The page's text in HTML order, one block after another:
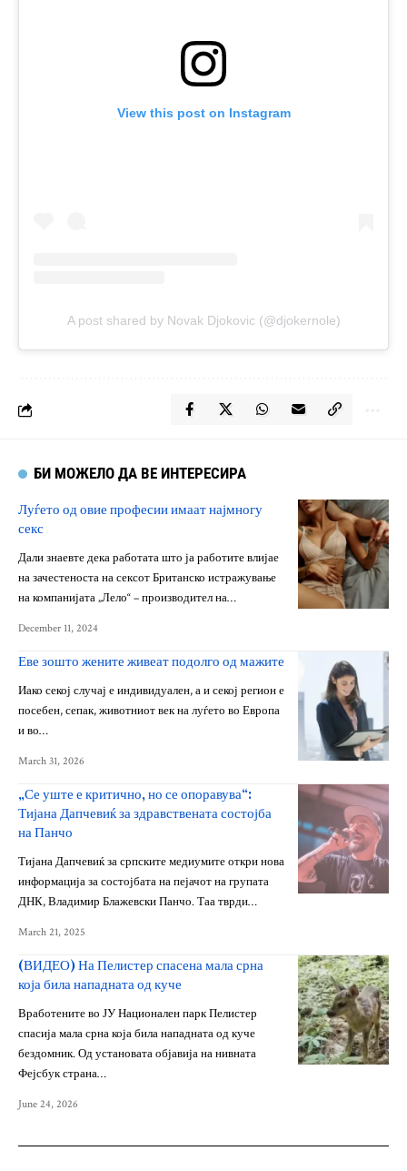
View this post on Instagram
A post shared by Novak Djokovic (@djokernole)
БИ МОЖЕЛО ДА ВЕ ИНТЕРЕСИРА
Луѓето од овие професии имаат најмногу
секс
Дали знаевте дека работата што ја работите влијае
на зачестеноста на сексот Британско истражување
на компанијата „Лело“ – производител на…
December 11, 2024
Еве зошто жените живеат подолго од мажите
Иако секој случај е индивидуален, а и секој регион е
посебен, сепак, животниот век на луѓето во Европа
и во…
March 31, 2026
„Се уште е критично, но се опоравува“:
Тијана Дапчевиќ за здравствената состојба
на Панчо
Тијана Дапчевиќ за српските медиумите откри нова
информација за состојбата на пејачот на групата
ДНК, Владимир Блажевски Панчо. Таа тврди…
March 21, 2025
(ВИДЕО) На Пелистер спасена мала срна
која била нападната од куче
Вработените во ЈУ Национален парк Пелистер
спасија мала срна која била нападната од куче
бездомник. Од установата објавија на нивната
Фејсбук страна…
June 24, 2026